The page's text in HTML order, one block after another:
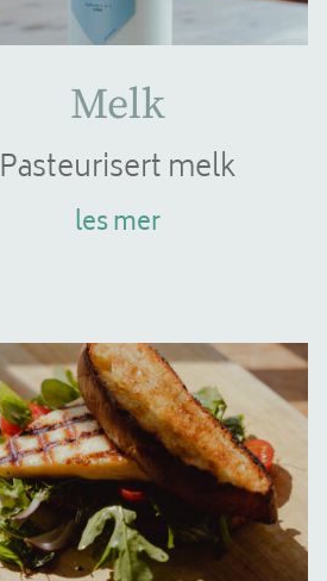
Melk
Pasteurisert melk
les mer